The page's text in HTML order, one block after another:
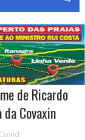
de Ricardo
Covaxin